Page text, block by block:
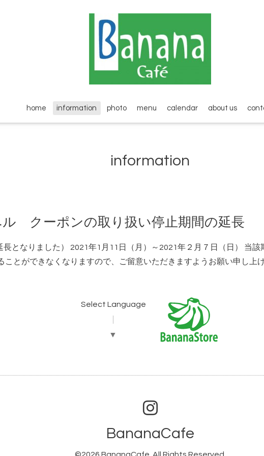
home information photo menu calendar about us
information
ル クーポンの取り扱い停止期間の延長
長となりました） 2021年1月11日（月）～2021年２月７日（日） 当
ことができなくなりますので、ご留意いただきますようお願い申し上
Select Language
▼
BananaCafe
©2026 BananaCafe . All Rights Reserved.